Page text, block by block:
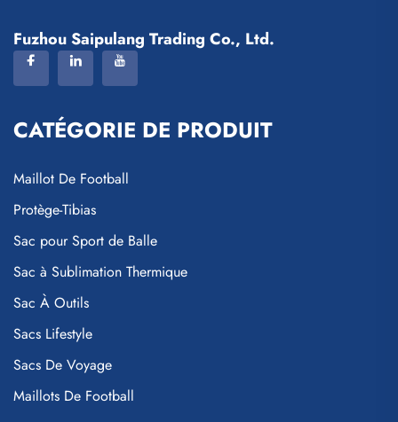
Fuzhou Saipulang Trading Co., Ltd.
CATÉGORIE DE PRODUIT
Maillot De Football
Protège-Tibias
Sac pour Sport de Balle
Sac à Sublimation Thermique
Sac À Outils
Sacs Lifestyle
Sacs De Voyage
Maillots De Football